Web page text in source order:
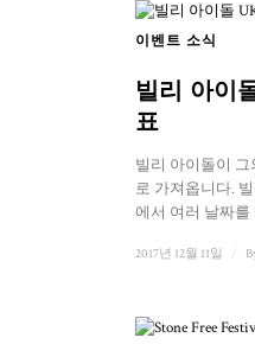
이벤트 소식
빌리 아이
표
빌리 아이돌이 그
로 가져옵니다.
에서 여러 날짜를
2017년 12월 11일